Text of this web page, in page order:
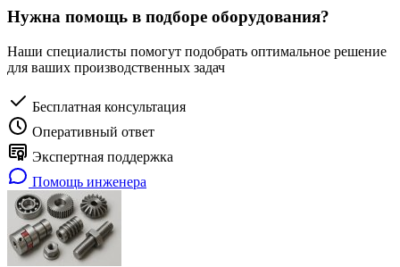
Нужна помощь в подборе оборудования?
Наши специалисты помогут подобрать оптимальное решение
для ваших производственных задач
Бесплатная консультация
Оперативный ответ
Экспертная поддержка
Помощь инженера